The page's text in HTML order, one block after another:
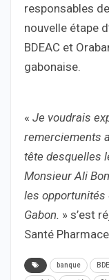
responsables
nouvelle étape
BDEAC et
gabonaise.
« Je voudrais
remerciements
tête desquelles
Monsieur Ali
les
Gabon. » s’est
Santé
banque